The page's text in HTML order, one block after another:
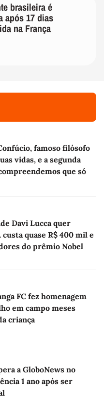
brasileira é
após 17 dias
na França
famoso filósofo
vidas, e a segunda
que só
Davi Lucca quer
quase R$ 400 mil e
do prêmio Nobel
FC fez homenagem
em campo meses
criança
a GloboNews no
1 ano após ser